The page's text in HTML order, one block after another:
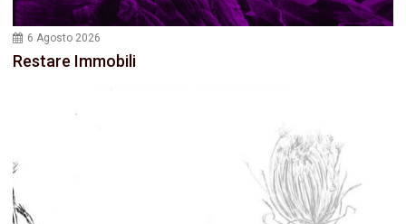
6 Agosto 2026
Restare Immobili